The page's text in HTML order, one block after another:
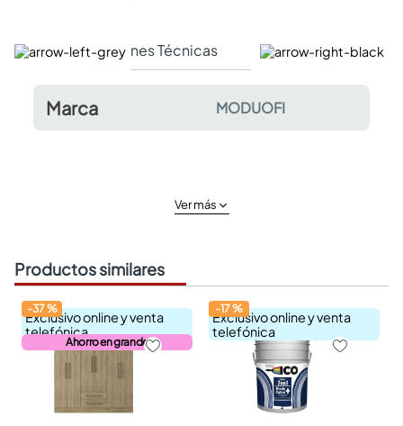
Especificaciones Técnicas Comentarios y
Marca MODUOFI
Ver más
Productos similares
Exclusivo online y venta
telefónica
Ahorro en grande
-37%
Exclusivo online y venta
telefónica
-17%